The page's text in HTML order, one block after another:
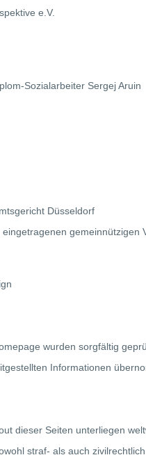
e.V.
Sozialarbeiter Sergej Aruin
Düsseldorf
wurden sorgfältig
Informationen
dieser Seiten unterliegen
straf- als auch zivilrechtlich